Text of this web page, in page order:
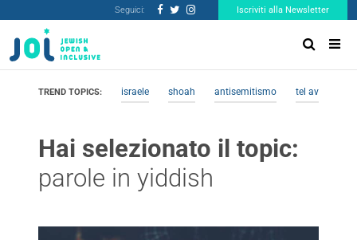
Seguici: Iscriviti alla Newsletter
TREND TOPICS: israele shoah antisemitismo tel aviv
Hai selezionato il topic:
parole in yiddish